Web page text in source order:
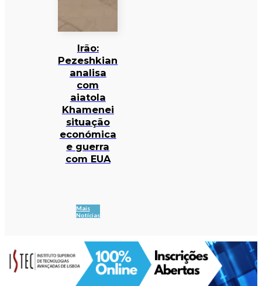
Irão:
Pezeshkian
analisa
com
aiatola
Khamenei
situação
económica
e guerra
com EUA
Mais
Notícias